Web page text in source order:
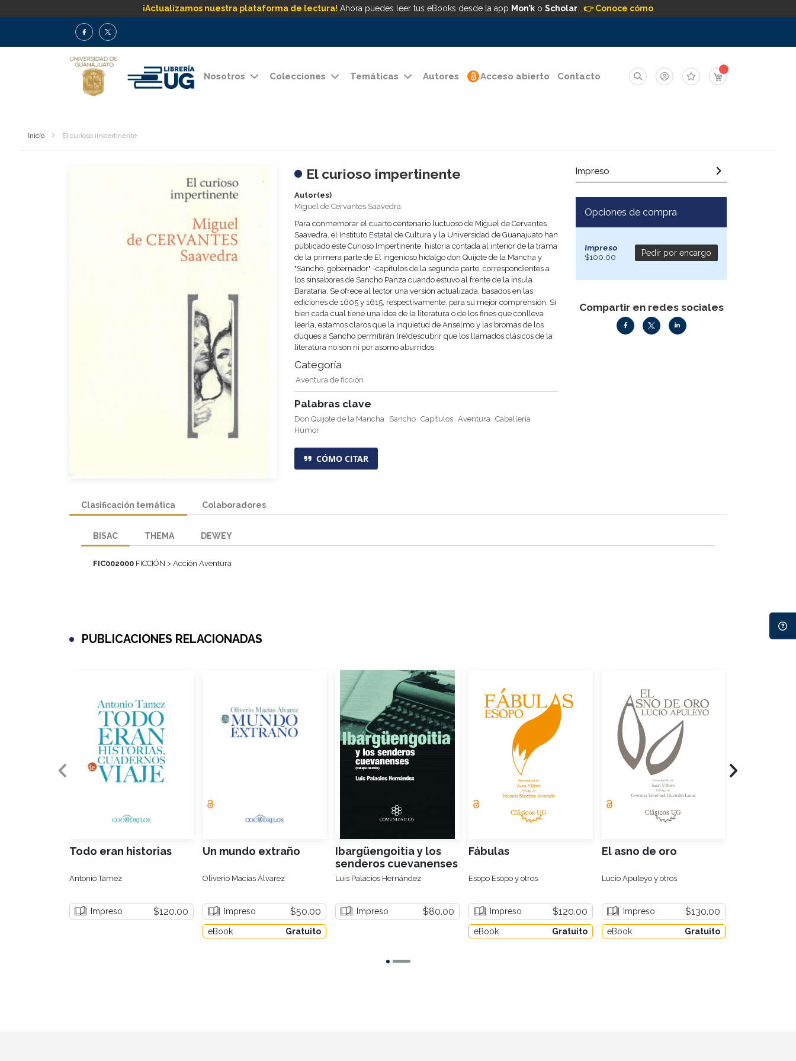
¡Actualizamos nuestra plataforma de lectura! Ahora puedes leer tus eBooks desde la app Mon’k oScholar 👉 Conoce cómo
Nosotros Colecciones Temáticas Autores Acceso abierto Contacto Mi carrito
Inicio El curioso impertinente
El curioso impertinente
Autor(es)
Miguel de Cervantes Saavedra
Para conmemorar el cuarto centenario luctuoso de Miguel de Cervantes
Saavedra, el Instituto Estatal de Cultura y la Universidad de Guanajuato han
publicado este Curioso Impertinente, historia contada al interior de la trama
de la primera parte de El ingenioso hidalgo don Quijote de la Mancha y
"Sancho, gobernador" -capítulos de la segunda parte, correspondientes a
los sinsabores de Sancho Panza cuando estuvo al frente de la ínsula
Barataria. Se ofrece al lector una versión actualizada, basados en las
ediciones de 1605 y 1615, respectivamente, para su mejor comprensión. Si
bien cada cual tiene una idea de la literatura o de los fines que conlleva
leerla, estamos claros que la inquietud de Anselmo y las bromas de los
duques a Sancho permitirán (re)descubrir que los llamados clásicos de la
literatura no son ni por asomo aburridos.
Categoría
Aventura de ficción
Palabras clave
Don Quijote de la Mancha Sancho Capítulos Aventura Caballería
Humor
CÓMO CITAR
Impreso
Opciones de compra
Impreso
$100.00
Pedir por encargo
Compartir en redes sociales
Clasificación temática
BISAC
FIC002000 FICCIÓN > Acción Aventura
THEMA DEWEY
Colaboradores
PUBLICACIONES RELACIONADAS
Todo eran historias
Antonio Tamez
Impreso $120.00
Un mundo extraño
Oliverio Macías Álvarez
Impreso $50.00
eBook Gratuito
Ibargüengoitia y los
senderos cuevanenses
Luis Palacios Hernández
Impreso $80.00
Fábulas
Esopo Esopo y otros
Impreso $120.00
eBook Gratuito
El asno de oro
Lucio Apuleyo y otros
Impreso $130.00
eBook Gratuito